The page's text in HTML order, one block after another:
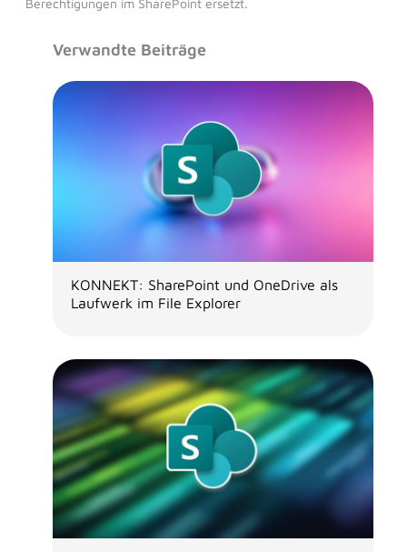
Berechtigungen im SharePoint ersetzt.
Verwandte Beiträge
KONNEKT: SharePoint und OneDrive als
Laufwerk im File Explorer